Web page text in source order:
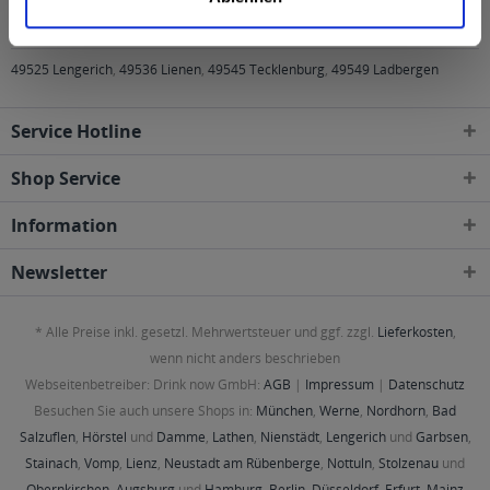
geliefert
49525 Lengerich, 49536 Lienen, 49545 Tecklenburg, 49549 Ladbergen
Service Hotline
Shop Service
Information
Newsletter
* Alle Preise inkl. gesetzl. Mehrwertsteuer und ggf. zzgl. Lieferkosten,
wenn nicht anders beschrieben
Webseitenbetreiber: Drink now GmbH: AGB | Impressum | Datenschutz
Besuchen Sie auch unsere Shops in: München, Werne, Nordhorn, Bad
Salzuflen, Hörstel und Damme, Lathen, Nienstädt, Lengerichund Garbsen,
Stainach, Vomp, Lienz, Neustadt am Rübenberge, Nottuln, Stolzenau und